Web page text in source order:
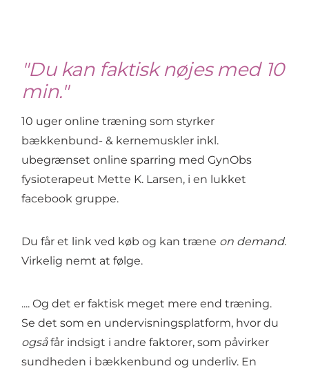
"Du kan faktisk nøjes med 10
min."
10 uger online træning som styrker
bækkenbund- & kernemuskler inkl.
ubegrænset online sparring med GynObs
fysioterapeut Mette K. Larsen, i en lukket
facebook gruppe.
Du får et link ved køb og kan træne on demand.
Virkelig nemt at følge.
.... Og det er faktisk meget mere end træning.
Se det som en undervisningsplatform, hvor du
ogsåfår indsigt i andre faktorer, som påvirker
sundheden i bækkenbund og underliv. En